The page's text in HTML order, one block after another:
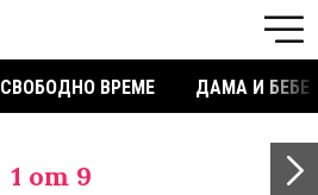
СВОБОДНО ВРЕМЕ ДАМА И БЕБЕ
1 от 9